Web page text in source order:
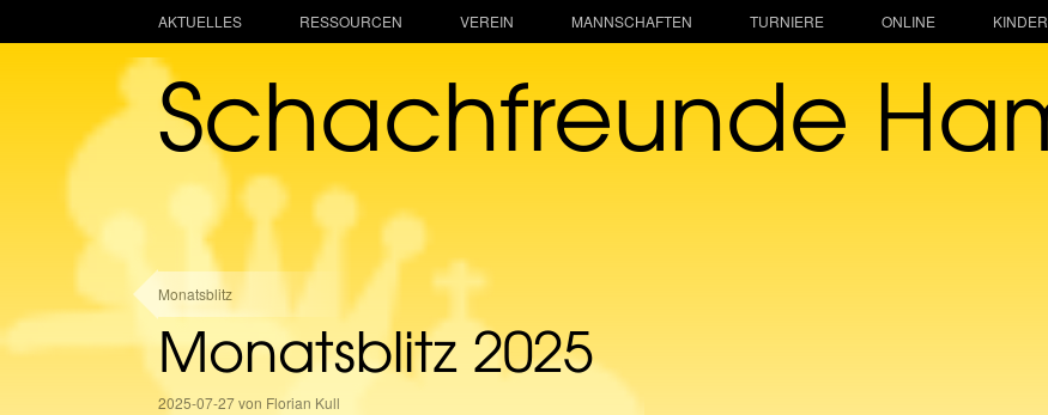
AKTUELLES RESSOURCEN VEREIN MANNSCHAFTEN TURNIERE ONLINE
Schachfreunde
Monatsblitz
Monatsblitz 2025
2025-07-27 von Florian Kull